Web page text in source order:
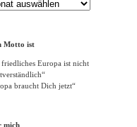
Motto ist
friedliches Europa ist nicht
braucht Dich jetzt“
mich